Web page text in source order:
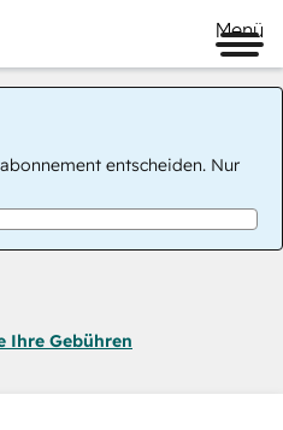
Menü
entscheiden. Nur
Ihre Gebühren